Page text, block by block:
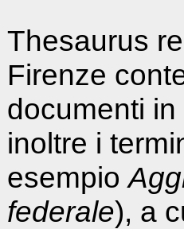
Thesaurus
Firenze
documenti
inoltre i
esempio
federale), a